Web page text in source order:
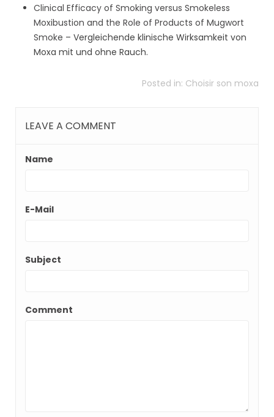
Clinical Efficacy of Smoking versus Smokeless
Moxibustion and the Role of Products of Mugwort
Smoke – Vergleichende klinische Wirksamkeit von
Moxa mit und ohne Rauch.
Posted in: Choisir son moxa
LEAVE A COMMENT
Name
E-Mail
Subject
Comment